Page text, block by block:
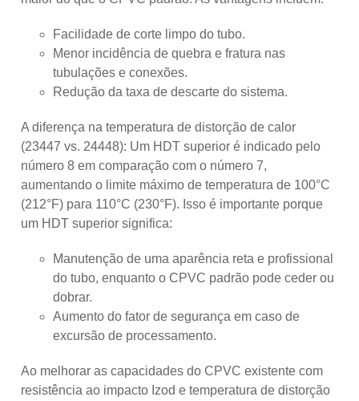
Facilidade de corte limpo do tubo.
Menor incidência de quebra e fratura nas
tubulações e conexões.
Redução da taxa de descarte do sistema.
A diferença na temperatura de distorção de calor
(23447 vs. 24448): Um HDT superior é indicado pelo
número 8 em comparação com o número 7,
aumentando o limite máximo de temperatura de 100°C
(212°F) para 110°C (230°F). Isso é importante porque
um HDT superior significa:
Manutenção de uma aparência reta e profissional
do tubo, enquanto o CPVC padrão pode ceder ou
dobrar.
Aumento do fator de segurança em caso de
excursão de processamento.
Ao melhorar as capacidades do CPVC existente com
resistência ao impacto Izod e temperatura de distorção